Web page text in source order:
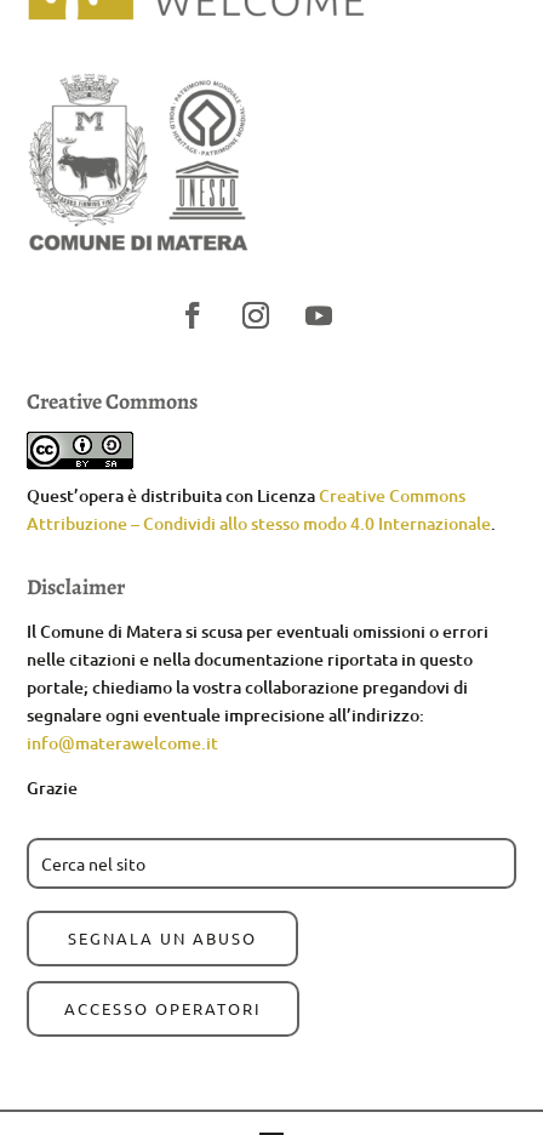
Creative Commons
Quest’opera è distribuita con LicenzaCreative Commons
Attribuzione – Condividi allo stesso modo 4.0 Internazionale
Disclaimer
Il Comune di Matera si scusa per eventuali omissioni o errori
nelle citazioni e nella documentazione riportata in questo
portale; chiediamo la vostra collaborazione pregandovi di
segnalare ogni eventuale imprecisione all’indirizzo:
info@materawelcome.it
Grazie
SEGNALA UN ABUSO
ACCESSO OPERATORI